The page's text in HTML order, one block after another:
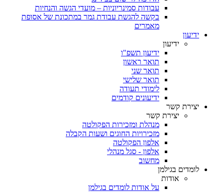
עבודות סמינריוניות – מועדי הגשה והנחיות
בקשה להגשת עבודת גמר במתכונת של אסופת
מאמרים
ידיעון
ידיעון
ידיעון תשפ"ו
תואר ראשון
תואר שני
תואר שלישי
לימודי תעודה
ידיעונים קודמים
יצירת קשר
יצירת קשר
מנהלת ומזכירות הפקולטה
מזכירויות החוגים ושעות הקבלה
אלפון הפקולטה
אלפון - סגל מנהלי
מחשוב
לומדים בגילמן
אודות
על אודות לומדים בגילמן